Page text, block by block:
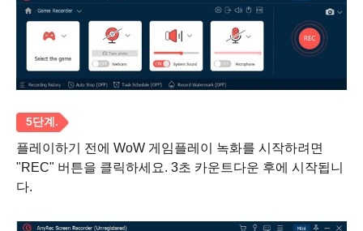
3단계.
플레이하기 전에 WoW 게임플레이 녹화를 시작하려면
"REC" 버튼을 클릭하세요. 3초 카운트다운 후에 시작됩니
다.